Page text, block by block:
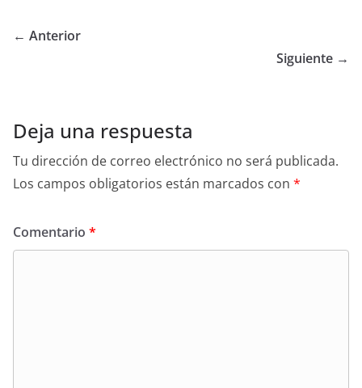
← Anterior
Siguiente →
Deja una respuesta
Tu dirección de correo electrónico no será publicada.
Los campos obligatorios están marcados con *
Comentario *